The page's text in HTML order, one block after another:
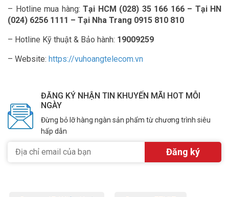
– Hotline mua hàng: Tại HCM (028) 35 166 166 – Tại HN
(024) 6256 1111 – Tại Nha Trang 0915 810 810
– Hotline Kỹ thuật & Bảo hành: 19009259
– Website: https://vuhoangtelecom.vn
ĐĂNG KÝ NHẬN TIN KHUYẾN MÃI HOT MỖI
NGÀY
Đừng bỏ lỡ hàng ngàn sản phẩm từ chương trình siêu
hấp dẫn